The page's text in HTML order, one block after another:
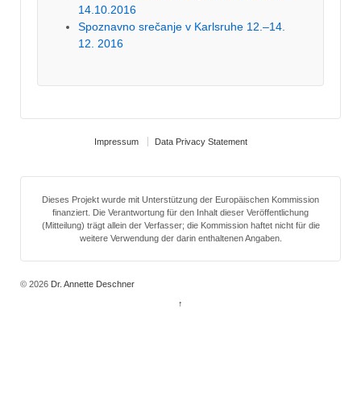
14.10.2016
Spoznavno srečanje v Karlsruhe 12.–14.
12. 2016
Impressum Data Privacy Statement
Dieses Projekt wurde mit Unterstützung der Europäischen Kommission
finanziert. Die Verantwortung für den Inhalt dieser Veröffentlichung
(Mitteilung) trägt allein der Verfasser; die Kommission haftet nicht für die
weitere Verwendung der darin enthaltenen Angaben.
© 2026 Dr. Annette Deschner
↑